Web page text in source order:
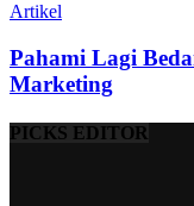
Artikel
Pahami Lagi
Marketing
PICKS EDITOR